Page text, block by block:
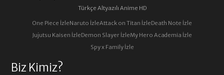
Biz Kimiz?
Türkçe Altyazılı Anime HD
One Piece İzleNaruto İzleAttack on Titan İzleDeath Note İzle
Jujutsu Kaisen İzleDemon Slayer İzleMy Hero Academia İzle
Spy x Family İzle